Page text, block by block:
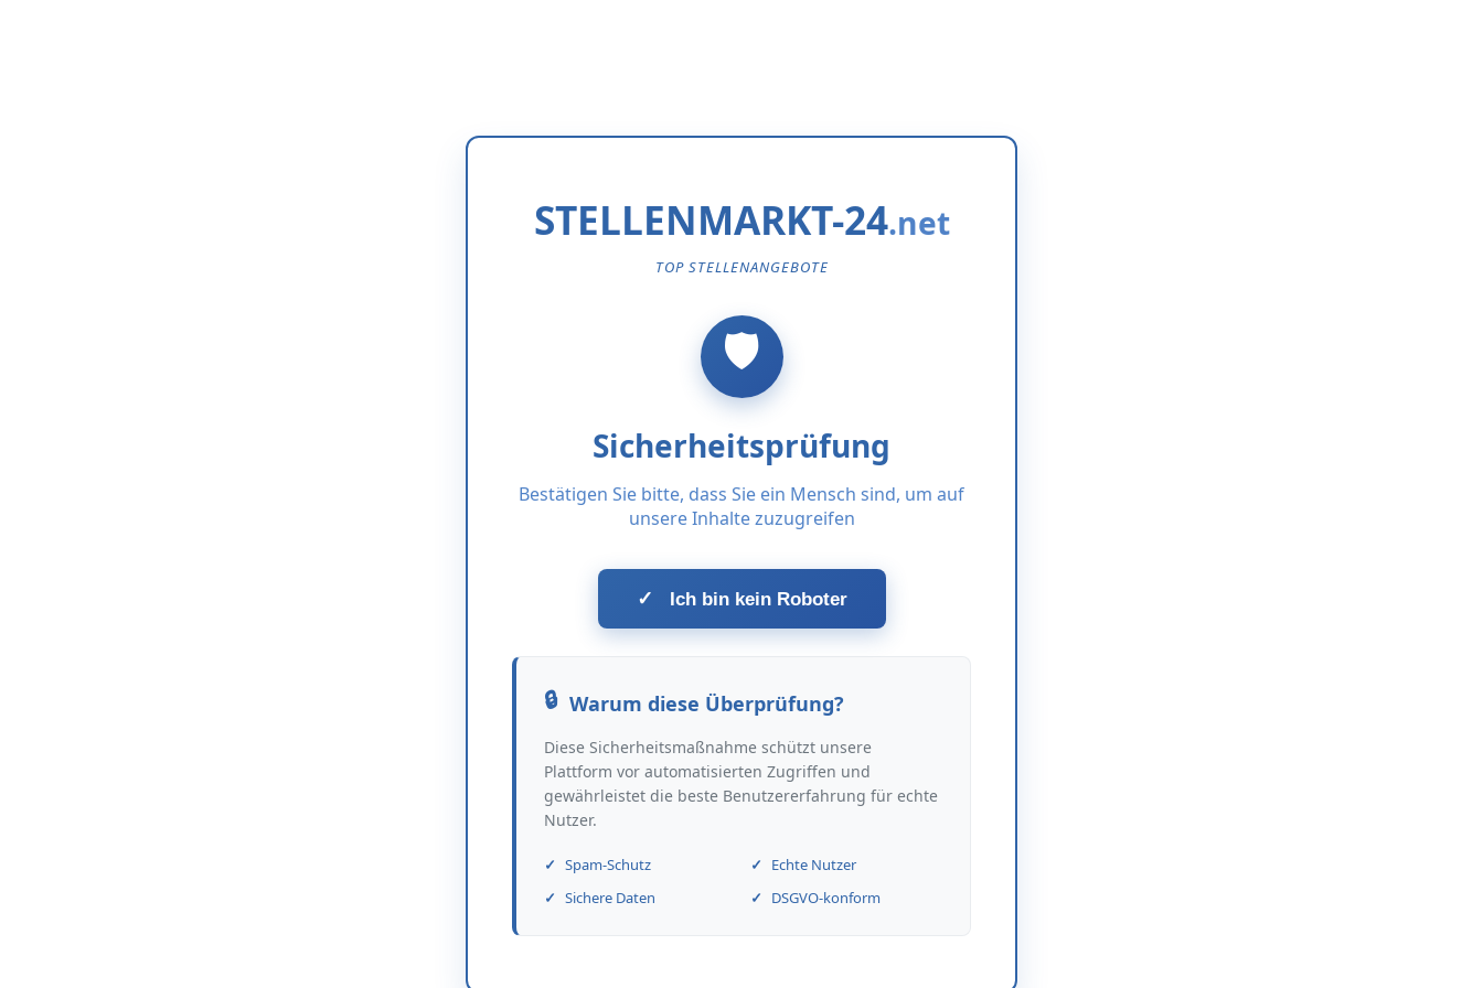
STELLENMARKT-24
TOP STELLENANGEBOTE
Sicherheitsprüfung
Bestätigen Sie bitte, dass Sie ein Mensch sind, um auf
unsere Inhalte zuzugreifen
✓ Ich bin kein Roboter
Warum diese Überprüfung?
Diese Sicherheitsmaßnahme schützt unsere
Plattform vor automatisierten Zugriffen und
gewährleistet die beste Benutzererfahrung für echte
Nutzer.
Spam-Schutz
Echte Nutzer
Sichere Daten
DSGVO-konform